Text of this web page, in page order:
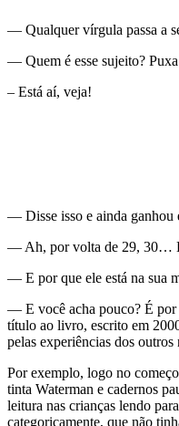
— Qualquer vírgula passa a
— Quem é esse sujeito?
– Está aí, veja!
— Disse isso e ainda ganhou
— Ah, por volta de 29, 30…
— E por que ele está na sua
— E você acha pouco? É por
título ao livro, escrito em
pelas experiências dos
Por exemplo, logo no
tinta Waterman e cadernos
leitura nas crianças lendo
categoricamente, que não